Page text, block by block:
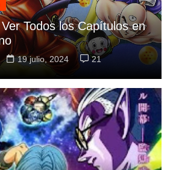
Todos los Capítulos en
19 julio, 2024 21